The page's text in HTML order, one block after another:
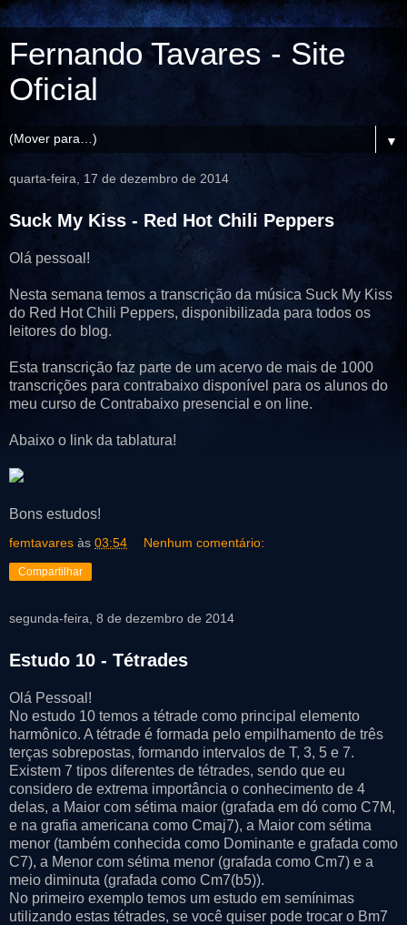
Fernando Tavares - Site
Oficial
▼
quarta-feira, 17 de dezembro de 2014
Suck My Kiss - Red Hot Chili Peppers
Olá pessoal!
Nesta semana temos a transcrição da música Suck My Kiss
do Red Hot Chili Peppers, disponibilizada para todos os
leitores do blog.
Esta transcrição faz parte de um acervo de mais de 1000
transcrições para contrabaixo disponível para os alunos do
meu curso de Contrabaixo presencial e on line.
Abaixo o link da tablatura!
Bons estudos!
femtavares às 03:54 Nenhum comentário:
Compartilhar
segunda-feira, 8 de dezembro de 2014
Estudo 10 - Tétrades
Olá Pessoal!
No estudo 10 temos a tétrade como principal elemento
harmônico. A tétrade é formada pelo empilhamento de três
terças sobrepostas, formando intervalos de T, 3, 5 e 7.
Existem 7 tipos diferentes de tétrades, sendo que eu
considero de extrema importância o conhecimento de 4
delas, a Maior com sétima maior (grafada em dó como C7M,
e na grafia americana como Cmaj7), a Maior com sétima
menor (também conhecida como Dominante e grafada como
C7), a Menor com sétima menor (grafada como Cm7) e a
meio diminuta (grafada como Cm7(b5)).
No primeiro exemplo temos um estudo em semínimas
utilizando estas tétrades, se você quiser pode trocar o Bm7